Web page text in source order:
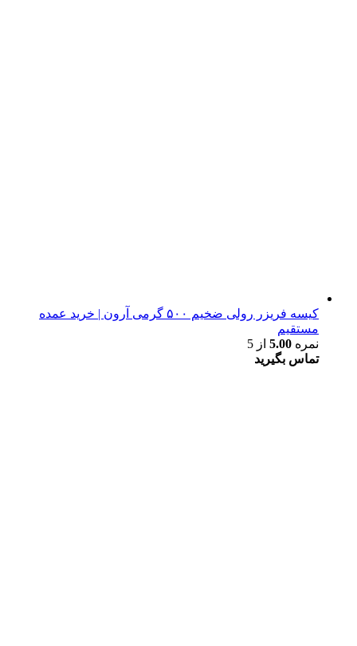
کیسه فریزر رولی ضخیم ۵۰۰ گرمی آرون | خرید عمده
مستقیم
نمره 5.00 از 5
تماس بگیرید